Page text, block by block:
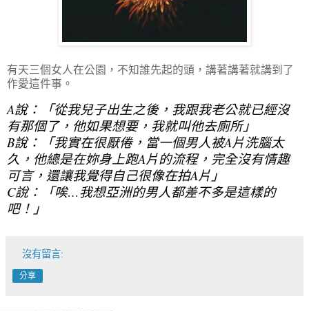
有天三個女人在公園，不知誰先起的頭，講著講著就講到了
作愛這件事。
A說：「從我兒子出生之後，我跟我老公就已經沒
有那個了，他如果想要，我就叫他去廁所」
B說：「我實在很厭倦，當一個男人被A片洗腦太
久，他總是在妳身上跑A片的流程，完全沒有情趣
可言，還讓我覺得自己很像在拍A片」
C說：「唉…我想亞洲的男人都差不多是這樣的
吧！」
沒有留言:
分享